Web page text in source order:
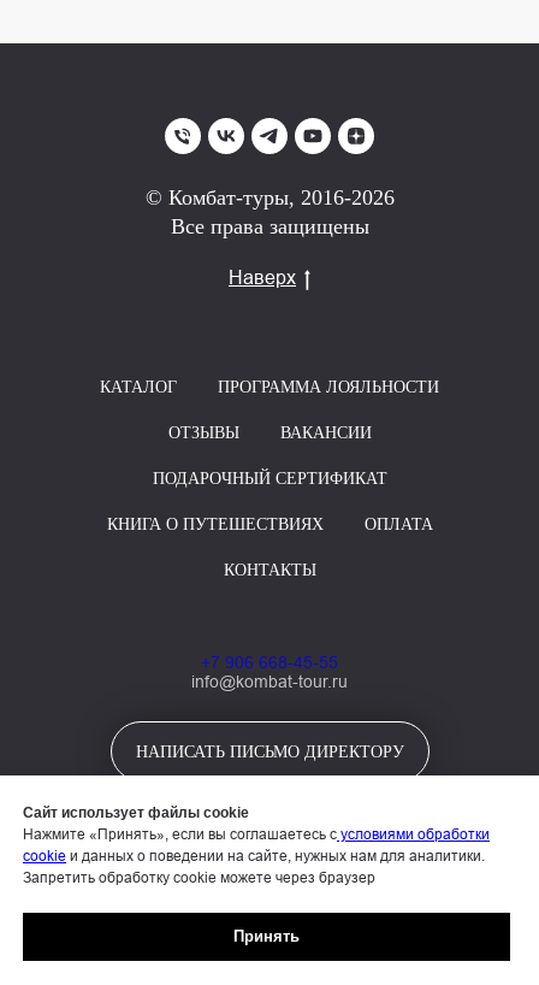
© Комбат-туры, 2016-2026
Все права защищены
Наверх
КАТАЛОГ ПРОГРАММА ЛОЯЛЬНОСТИ
ОТЗЫВЫ ВАКАНСИИ
ПОДАРОЧНЫЙ СЕРТИФИКАТ
КНИГА О ПУТЕШЕСТВИЯХ ОПЛАТА
КОНТАКТЫ
+7 906 668-45-55
info@kombat-tour.ru
НАПИСАТЬ ПИСЬМО ДИРЕКТОРУ
Сайт использует файлы cookie
Нажмите «Принять», если вы соглашаетесь с условиями обработки
cookie и данных о поведении на сайте, нужных нам для аналитики.
Запретить обработку cookie можете через браузер
Принять